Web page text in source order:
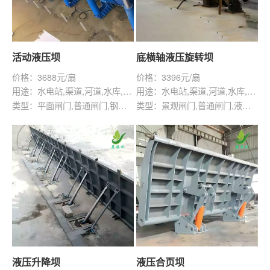
活动液压坝
价格：3688元/扇
用途：水电站,渠道,河道,水库,灌溉,水产养殖,给排水工程
类型：平面闸门,普通闸门,钢坝闸
底横轴液压旋转坝
价格：3396元/扇
用途：水电站,渠道,河道,水库,灌溉,给排水工程,景观水利
类型：景观闸门,普通闸门,液压闸门,钢坝闸
液压升降坝 液压合页坝